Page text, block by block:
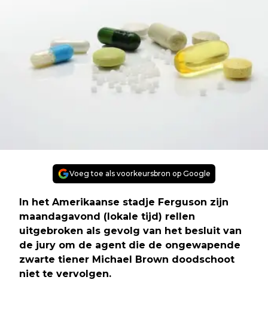
Voeg toe als voorkeursbron op Google
In het Amerikaanse stadje Ferguson zijn
maandagavond (lokale tijd) rellen
uitgebroken als gevolg van het besluit van
de jury om de agent die de ongewapende
zwarte tiener Michael Brown doodschoot
niet te vervolgen.